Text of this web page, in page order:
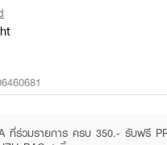
ที่ร่วมรายการ ครบ 350.- รับฟรี